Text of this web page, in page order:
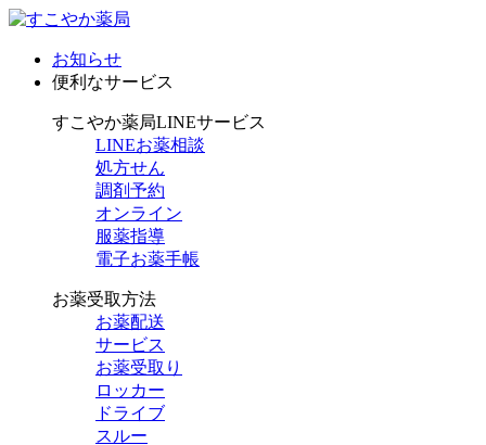
お知らせ
便利なサービス
すこやか薬局LINEサービス
LINEお薬相談
処方せん
調剤予約
オンライン
服薬指導
電子お薬手帳
お薬受取方法
お薬配送
サービス
お薬受取り
ロッカー
ドライブ
スルー